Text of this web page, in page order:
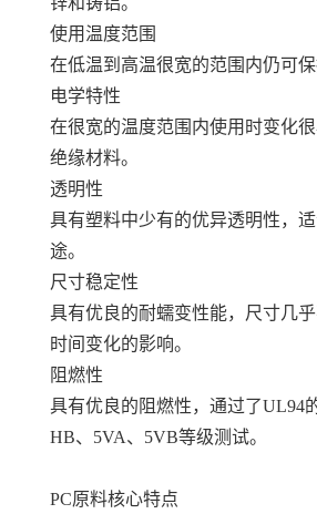
使用温度范围
在低温到高温很宽的范围内仍可保
电学特性
在很宽的温度范围内使用时变化
绝缘材料。
透明性
具有塑料中少有的优异透明性，
途。
尺寸稳定性
具有优良的耐蠕变性能，尺寸几乎
时间变化的影响。
阻燃性
具有优良的阻燃性，通过了UL94
HB、5VA、5VB等级测试。
PC原料核心特点